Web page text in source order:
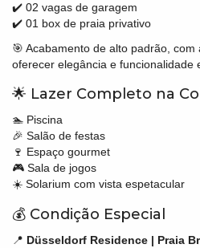
✔️ 02 vagas de garagem
✔️ 01 box de praia privativo
🎯 Acabamento de alto padrão,
oferecer elegância e funcionalidade
🌟 Lazer Completo na
🏊 Piscina
🎉 Salão de festas
🍷 Espaço gourmet
🎮 Sala de jogos
☀️ Solarium com vista espetacular
💰 Condição Especial
📍 Düsseldorf Residence | Praia